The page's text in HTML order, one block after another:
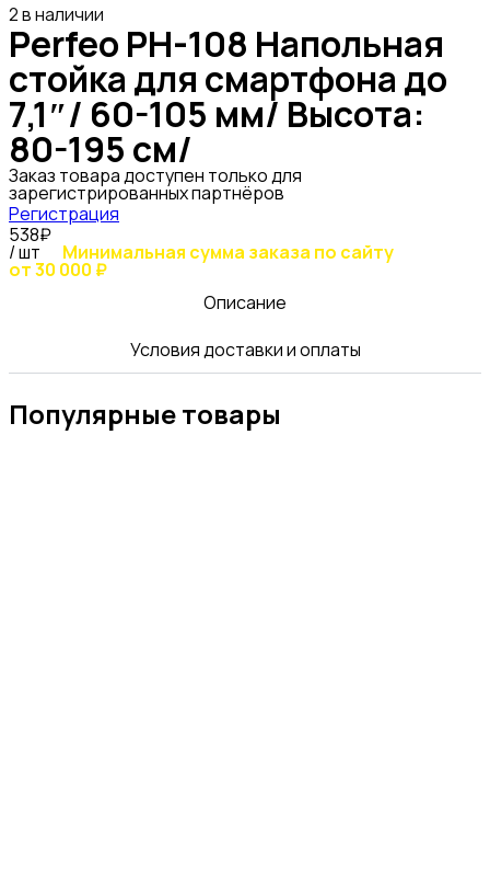
2 в наличии
Perfeo PH-108 Напольная
стойка для смартфона до
7,1″/ 60-105 мм/ Высота:
80-195 см/
Заказ товара доступен только для
зарегистрированных партнёров
Регистрация
538₽
/ шт Минимальная сумма заказа по сайту
от 30 000 ₽
Описание
Условия доставки и оплаты
Популярные товары